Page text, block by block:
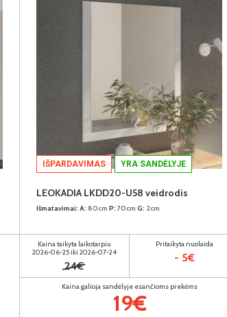
IŠPARDAVIMAS YRA SANDĖLYJE
LEOKADIA LKDD20-U58 veidrodis
Išmatavimai: A: 80cm P: 70cm G: 2cm
Kaina taikyta laikotarpiu
2026-06-25 iki 2026-07-24
24€
Pritaikyta nuolaida
- 5€
Kaina galioja sandėlyje esančioms prekėms
19€